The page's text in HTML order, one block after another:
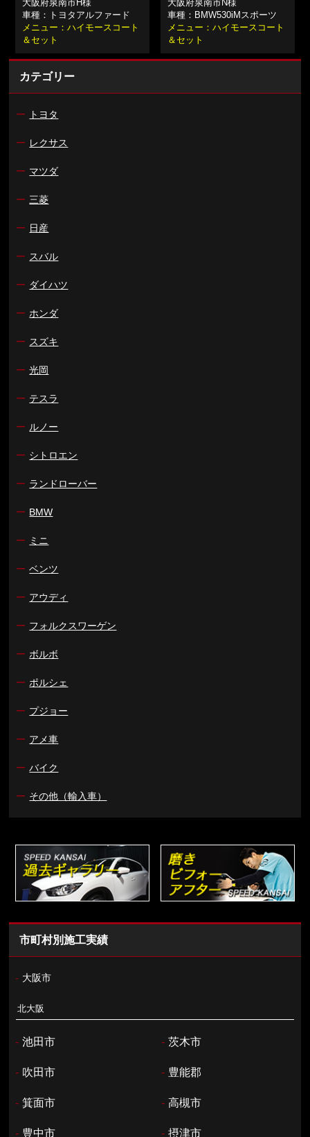
大阪府泉南市H様
車種：トヨタアルファード
メニュー：ハイモースコート
＆セット
大阪府泉南市N様
車種：BMW530iMスポーツ
メニュー：ハイモースコート
＆セット
カテゴリー
ー トヨタ
ー レクサス
ー マツダ
ー 三菱
ー 日産
ー スバル
ー ダイハツ
ー ホンダ
ー スズキ
ー 光岡
ー テスラ
ー ルノー
ー シトロエン
ー ランドローバー
ー BMW
ー ミニ
ー ベンツ
ー アウディ
ー フォルクスワーゲン
ー ボルボ
ー ポルシェ
ー プジョー
ー アメ車
ー バイク
ー その他（輸入車）
市町村別施工実績
- 大阪市
北大阪
- 池田市 - 茨木市
- 吹田市 - 豊能郡
- 箕面市 - 高槻市
- 豊中市 - 摂津市